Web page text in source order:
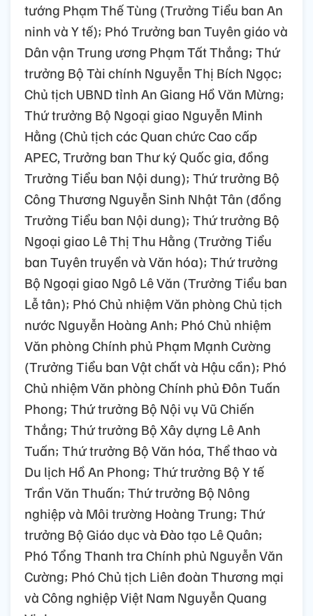
tướng Phạm Thế Tùng (Trưởng Tiểu ban An
ninh và Y tế); Phó Trưởng ban Tuyên giáo và
Dân vận Trung ương Phạm Tất Thắng; Thứ
trưởng Bộ Tài chính Nguyễn Thị Bích Ngọc;
Chủ tịch UBND tỉnh An Giang Hồ Văn Mừng;
Thứ trưởng Bộ Ngoại giao Nguyễn Minh
Hằng (Chủ tịch các Quan chức Cao cấp
APEC, Trưởng ban Thư ký Quốc gia, đồng
Trưởng Tiểu ban Nội dung); Thứ trưởng Bộ
Công Thương Nguyễn Sinh Nhật Tân (đồng
Trưởng Tiểu ban Nội dung); Thứ trưởng Bộ
Ngoại giao Lê Thị Thu Hằng (Trưởng Tiểu
ban Tuyên truyền và Văn hóa); Thứ trưởng
Bộ Ngoại giao Ngô Lê Văn (Trưởng Tiểu ban
Lễ tân); Phó Chủ nhiệm Văn phòng Chủ tịch
nước Nguyễn Hoàng Anh; Phó Chủ nhiệm
Văn phòng Chính phủ Phạm Mạnh Cường
(Trưởng Tiểu ban Vật chất và Hậu cần); Phó
Chủ nhiệm Văn phòng Chính phủ Đôn Tuấn
Phong; Thứ trưởng Bộ Nội vụ Vũ Chiến
Thắng; Thứ trưởng Bộ Xây dựng Lê Anh
Tuấn; Thứ trưởng Bộ Văn hóa, Thể thao và
Du lịch Hồ An Phong; Thứ trưởng Bộ Y tế
Trần Văn Thuấn; Thứ trưởng Bộ Nông
nghiệp và Môi trường Hoàng Trung; Thứ
trưởng Bộ Giáo dục và Đào tạo Lê Quân;
Phó Tổng Thanh tra Chính phủ Nguyễn Văn
Cường; Phó Chủ tịch Liên đoàn Thương mại
và Công nghiệp Việt Nam Nguyễn Quang